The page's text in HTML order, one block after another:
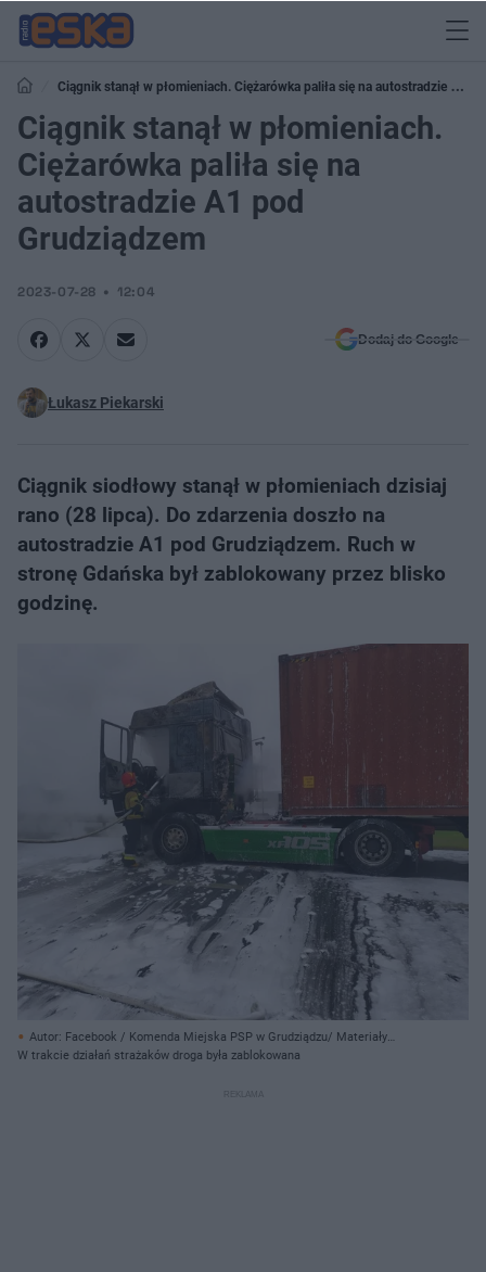
Ciągnik stanął w płomieniach. Ciężarówka paliła się na autostradzie A1
pod Grudziądzem
Ciągnik stanął w płomieniach.
Ciężarówka paliła się na
autostradzie A1 pod
Grudziądzem
2023-07-28 12:04
Dodaj do Google
Łukasz Piekarski
Ciągnik siodłowy stanął w płomieniach dzisiaj
rano (28 lipca). Do zdarzenia doszło na
autostradzie A1 pod Grudziądzem. Ruch w
stronę Gdańska był zablokowany przez blisko
godzinę.
Autor: Facebook / Komenda Miejska PSP w Grudziądzu/ Materiały
prasowe
W trakcie działań strażaków droga była zablokowana